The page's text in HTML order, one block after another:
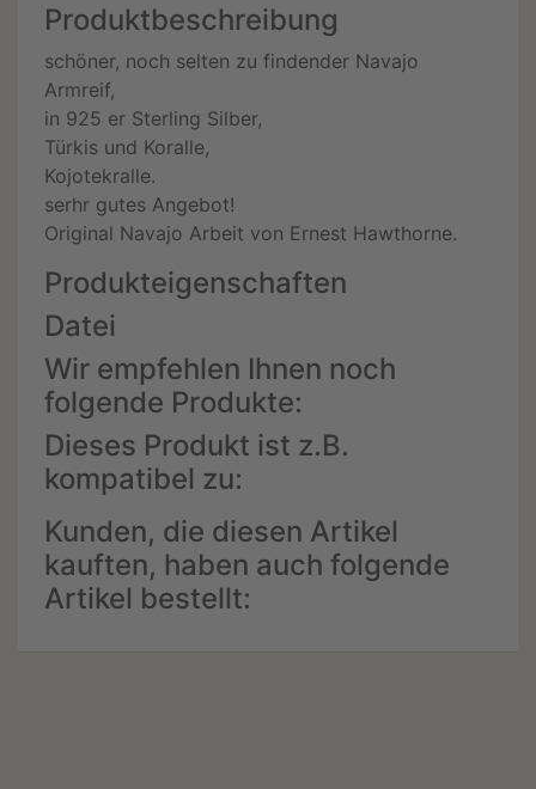
Produktbeschreibung
schöner, noch selten zu findender Navajo
Armreif,
in 925 er Sterling Silber,
Türkis und Koralle,
Kojotekralle.
serhr gutes Angebot!
Original Navajo Arbeit von Ernest Hawthorne.
Produkteigenschaften
Datei
Wir empfehlen Ihnen noch
folgende Produkte:
Dieses Produkt ist z.B.
kompatibel zu:
Kunden, die diesen Artikel
kauften, haben auch folgende
Artikel bestellt: